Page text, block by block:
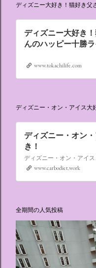
ディズニー大好き！猫好き父
ディズニー大好き
んのハッピー十勝
www.tokachilife.com
ディズニー・オン・アイス大
ディズニー・オン
き！
www.carbodiet.work
全期間の人気投稿